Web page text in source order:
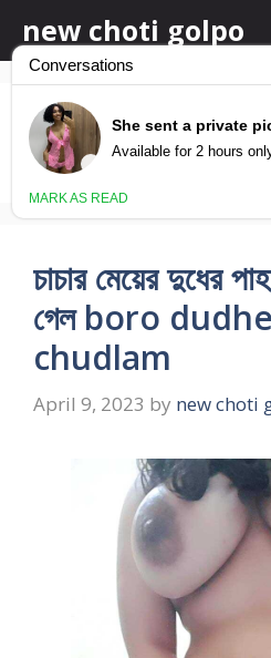
to
content
new choti golpo
চাচার মেয়েকে
চাচার মেয়ের দুধের
গেল boro
chudlam
April 9, 2023 by new choti